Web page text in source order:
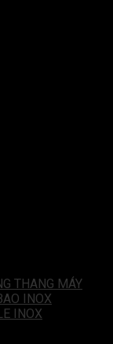
THANG MÁY
INOX
INOX